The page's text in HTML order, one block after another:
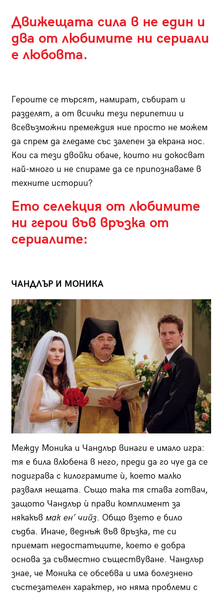
Движещата сила в не един и
два от любимите ни сериали
е любовта.
Героите се търсят, намират, събират и
разделят, а от всички тези перипетии и
всевъзможни премеждия ние просто не можем
да спрем да гледаме със залепен за екрана нос.
Кои са тези двойки обаче, които ни докосват
най-много и не спираме да се припознаваме в
техните истории?
Ето селекция от любимите
ни герои във връзка от
сериалите:
ЧАНДЛЪР И МОНИКА
Между Моника и Чандлър винаги е имало игра:
тя е била влюбена в него, преди да го чуе да се
подиграва с килограмите ѝ, което малко
разваля нещата. Също така тя става готвач,
защото Чандлър ѝ прави комплимент за
някакъв мак ен’ чийз. Общо взето е било
съдба. Иначе, веднъж във връзка, те си
приемат недостатъците, което е добра
основа за съвместно съществуване. Чандлър
знае, че Моника се обсебва и има болезнено
състезателен характер, но няма проблеми с